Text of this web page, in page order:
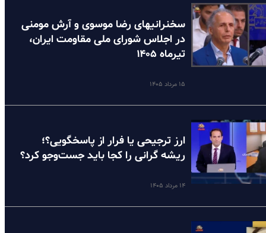
سخنرانیهای رضا موسوی و آرش مومنی
در اجلاس شورای ملی مقاومت ایران،
تیرماه ۱۴۰۵
۱۵ مرداد ۱۴۰۵
ارز ترجیحی یا فرار از پاسخگویی؟؛
ریشه گرانی را کجا باید جست‌وجو کرد؟
۱۴ مرداد ۱۴۰۵